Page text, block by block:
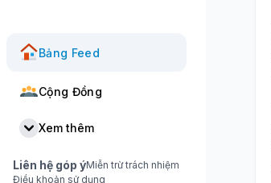
Bảng Feed
Cộng Đồng
Xem thêm
Liên hệ góp ýMiễn trừ trách nhiệm
Điều khoản sử dụng